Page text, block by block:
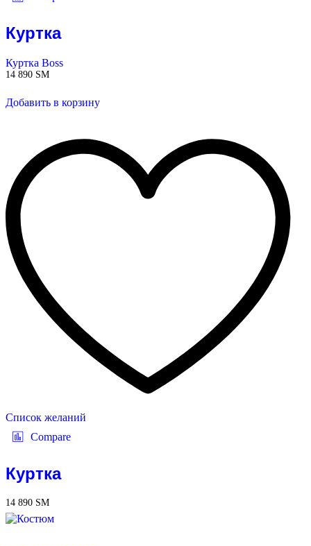
Куртка
Куртка Boss
14 890 ЅМ
Добавить в корзину
Список желаний
Compare
Куртка
14 890 ЅМ